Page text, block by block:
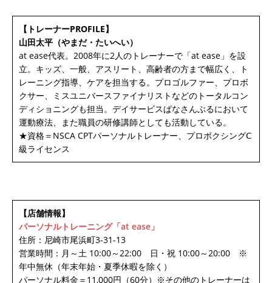
【トレーナーPROFILE】
山田太平（やまだ・たいへい）
at ease代表。2008年に2人のトレーナーで「at ease」を設
立。キッズ、一般、アスリート、高齢者の方まで幅広く、ト
レーニング指導、ケアを担当する。プロゴルファー、プロボ
クサー、ミスユニバースファイナリストなどのトータルコン
ディショニングも担当。デイサービスぱなさんぶるにおいて
運動療法、また職員の研修講師としても活動している。
★資格＝NSCA CPTパーソナルトレーナー、プロボクシングⅭ
級ライセンス
【店舗情報】
パーソナルトレーニング「at ease」
住所：尼崎市尾浜町3-31-13
営業時間：月～土 10:00～22:00 日・祝 10:00～20:00 ※
年中無休（年末年始・夏季休暇を除く）
パーソナル料金＝11,000円（60分）※その他のトレーナーは